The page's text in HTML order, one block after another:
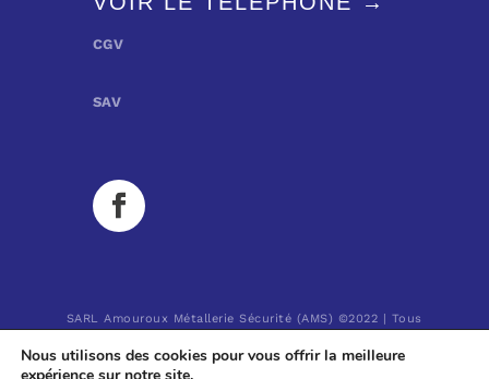
CGV
SAV
SARL Amouroux Métallerie Sécurité (AMS) ©2022 | Tous
Réalisation : MULTIMED SOLUTIONS
Nous utilisons des cookies pour vous offrir la meilleure